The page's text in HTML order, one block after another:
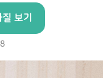
보기